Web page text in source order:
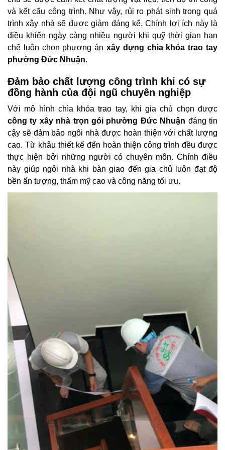
và kết cấu công trình. Như vậy, rủi ro phát sinh trong quá
trình xây nhà sẽ được giảm đáng kể. Chính lợi ích này là
điều khiến ngày càng nhiều người khi quỹ thời gian hạn
chế luôn chọn phương án xây dựng chìa khóa trao tay
phường Đức Nhuận.
Đảm bảo chất lượng công trình khi có sự
đồng hành của đội ngũ chuyên nghiệp
Với mô hình chìa khóa trao tay, khi gia chủ chọn được
công ty xây nhà trọn gói phường Đức Nhuận đáng tin
cậy sẽ đảm bảo ngôi nhà được hoàn thiện với chất lượng
cao. Từ khâu thiết kế đến hoàn thiện công trình đều được
thực hiện bởi những người có chuyên môn. Chính điều
này giúp ngôi nhà khi bàn giao đến gia chủ luôn đạt độ
bền ấn tượng, thẩm mỹ cao và công năng tối ưu.